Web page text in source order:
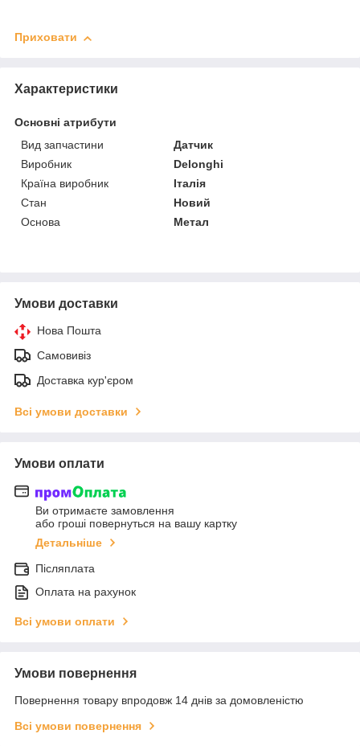
Приховати
Характеристики
Основні атрибути
Вид запчастини
Датчик
Виробник
Delonghi
Країна виробник
Італія
Стан
Новий
Основа
Метал
Умови доставки
Нова Пошта
Самовивіз
Доставка кур'єром
Всі умови доставки
Умови оплати
Ви отримаєте замовлення
або гроші повернуться на вашу картку
Детальніше
Післяплата
Оплата на рахунок
Всі умови оплати
Умови повернення
Повернення товару впродовж 14 днів за домовленістю
Всі умови повернення